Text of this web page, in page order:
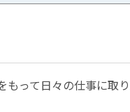
って日々の仕事に取